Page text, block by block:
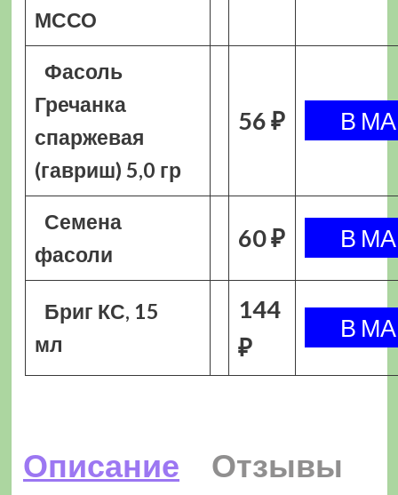
МССО
Фасоль
Гречанка
спаржевая
(гавриш) 5,0 гр
56 ₽
Семена
фасоли
60 ₽
Бриг КС, 15
мл
144
₽
Описание
Отзывы